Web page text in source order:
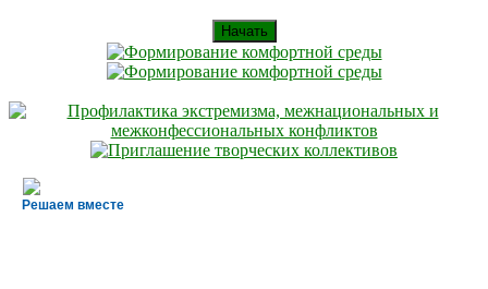
Начать
Решаем вместе